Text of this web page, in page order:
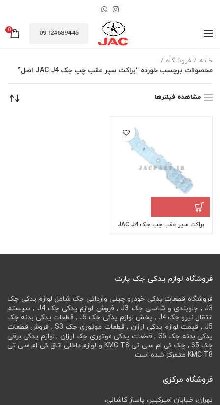
09124689445
0
خانه
فروشگاه
محصولات برچسب خورده “براکت سپر عقب چپ جک JAC J4 اصل”
مشاهده فیلترها
براکت سپر عقب چپ جک JAC J4
فروشگاه لوازم یدکی جک پارت
فروشگاه قطعات یدکی خودرو چینی وارداتی جک شامل لوازم یدکی جک
J3 , جلوبندی و شاسی جک J3 , فروش لوازم یدکی جک J4 , سیستم
انتقال نیرو جک J4 , پخش لوازم یدکی جک J5 , قطعات یدکی بدنه جک
J5 , قیمت لوازم یدکی ارزان , قطعات موتوری جک S3 , فروش قطعات
یدکی بدنه جک S5 , قطعات یدکی موتوری جک ارزان , لوازم یدکی برقی
جک S5 , جک کی ام سی تی KMC T8 و لوازم داخلی اتاق کی ام سی تی
KMC T8 متمرکز شده است.
فروشگاه مرکزی
تهران، خیابان امیرکبیر، پاساژ کاشانی،